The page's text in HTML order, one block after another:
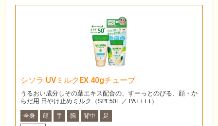
シソラ UVミルクEX 40gチューブ
うるおい成分しその葉エキス配合の、すーっとのびる、顔・か
らだ用 日やけ止めミルク（SPF50+ ／ PA++++）
全身 顔 手 腕 背中 足